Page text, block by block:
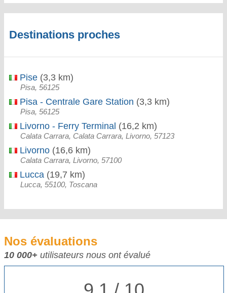
Destinations proches
Pise (3,3 km)
Pisa, 56125
Pisa - Centrale Gare Station (3,3 km)
Pisa, 56125
Livorno - Ferry Terminal (16,2 km)
Calata Carrara, Calata Carrara, Livorno, 57123
Livorno (16,6 km)
Calata Carrara, Livorno, 57100
Lucca (19,7 km)
Lucca, 55100, Toscana
Nos évaluations
10 000+ utilisateurs nous ont évalué